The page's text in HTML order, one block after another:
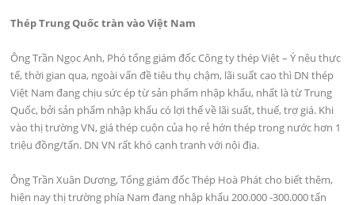
Thép Trung Quốc tràn vào Việt Nam
Ông Trần Ngọc Anh, Phó tổng giám đốc Công ty thép Việt – Ý nêu thực
tế, thời gian qua, ngoài vấn đề tiêu thụ chậm, lãi suất cao thì DN thép
Việt Nam đang chịu sức ép từ sản phẩm nhập khẩu, nhất là từ Trung
Quốc, bởi sản phẩm nhập khẩu có lợi thế về lãi suất, thuế, trợ giá. Khi
vào thị trường VN, giá thép cuộn của họ rẻ hớn thép trong nước hơn 1
triệu đồng/tấn. DN VN rất khó cạnh tranh với nội địa.
Ông Trần Xuân Dương, Tổng giám đốc Thép Hoà Phát cho biết thêm,
hiện nay thị trường phía Nam đang nhập khẩu 200.000 -300.000 tấn